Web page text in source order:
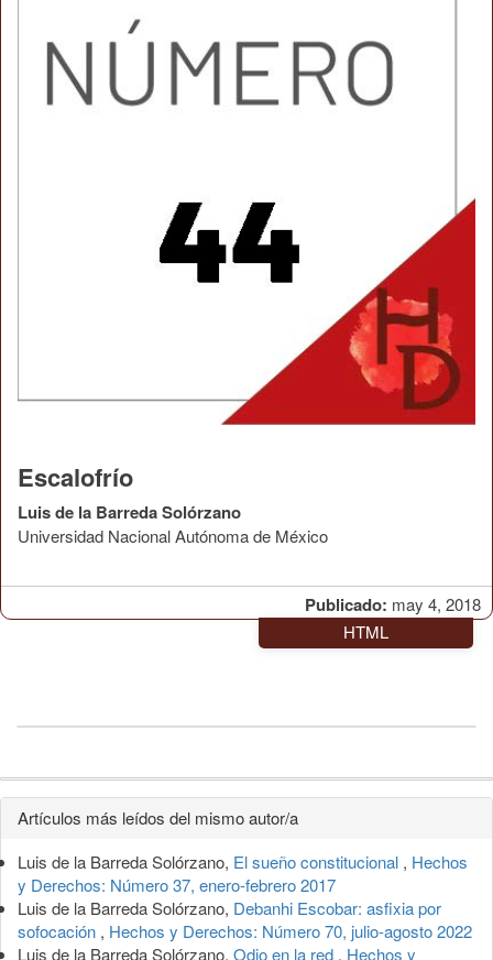
Publicado: may 4, 2018
Escalofrío
Luis de la Barreda Solórzano
Universidad Nacional Autónoma de México
HTML
Detalles
del
artículo
Artículos más leídos del mismo autor/a
Luis de la Barreda Solórzano, El sueño constitucional , Hechos
y Derechos: Número 37, enero-febrero 2017
Luis de la Barreda Solórzano, Debanhi Escobar: asfixia por
sofocación , Hechos y Derechos: Número 70, julio-agosto 2022
Luis de la Barreda Solórzano, Odio en la red , Hechos y